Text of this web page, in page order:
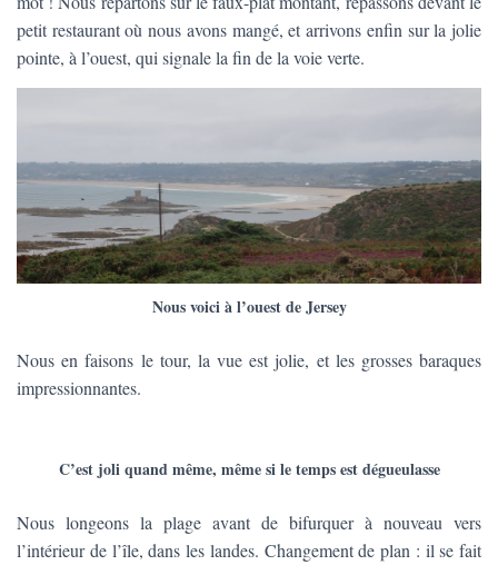
petit restaurant où nous avons mangé, et arrivons enfin sur la jolie
pointe, à l’ouest, qui signale la fin de la voie verte.
Nous voici à l’ouest de Jersey
Nous en faisons le tour, la vue est jolie, et les grosses baraques
impressionnantes.
C’est joli quand même, même si le temps est dégueulasse
Nous longeons la plage avant de bifurquer à nouveau vers
l’intérieur de l’île, dans les landes. Changement de plan : il se fait